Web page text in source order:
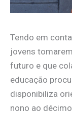
Tendo em
jovens
futuro e que
educação
disponibiliza
nono ao